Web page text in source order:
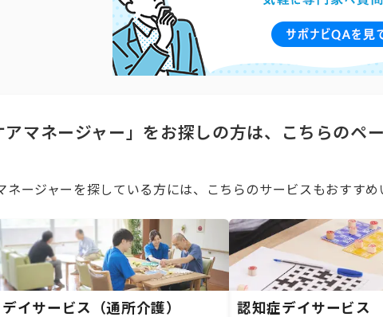
アマネージャー」をお探しの方は、こちらのペ
ネージャーを探している方には、こちらのサービスもおすすめ
デイサービス（通所介護） 認知症デイサービス